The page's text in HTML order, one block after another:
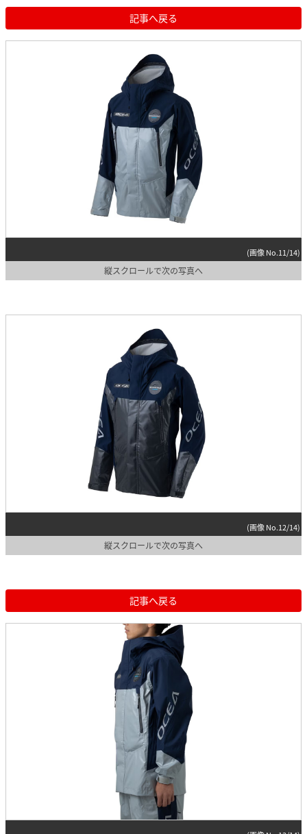
記事へ戻る
(画像 No.11/14)
縦スクロールで次の写真へ
(画像 No.12/14)
縦スクロールで次の写真へ
記事へ戻る